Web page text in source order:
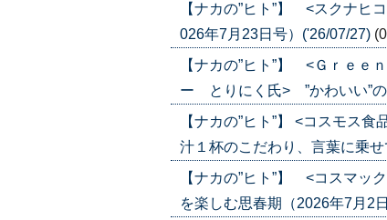
【ナカの”ヒト”】 <スクナ
026年7月23日号）('26/07/27)
【ナカの”ヒト”】 <Ｇｒｅｅ
ー とりにく氏> ”かわいい”の
【ナカの”ヒト”】 <コスモ
汁１杯のこだわり、言葉に乗
【ナカの”ヒト”】 <コスマ
を楽しむ思春期（2026年7月2